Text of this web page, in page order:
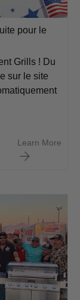
pour le
Grills ! Du
sur le site
Learn More